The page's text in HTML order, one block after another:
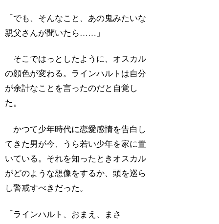
「でも、そんなこと、あの鬼みたいな
親父さんが聞いたら……」
そこではっとしたように、オスカル
の顔色が変わる。ラインハルトは自分
が余計なことを言ったのだと自覚し
た。
かつて少年時代に恋愛感情を告白し
てきた男が今、うら若い少年を家に置
いている。それを知ったときオスカル
がどのような想像をするか、頭を巡ら
し警戒すべきだった。
「ラインハルト、おまえ、まさ